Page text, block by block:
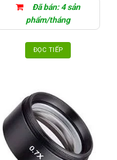
Đã bán: 4 sản
phẩm/tháng
ĐỌC TIẾP